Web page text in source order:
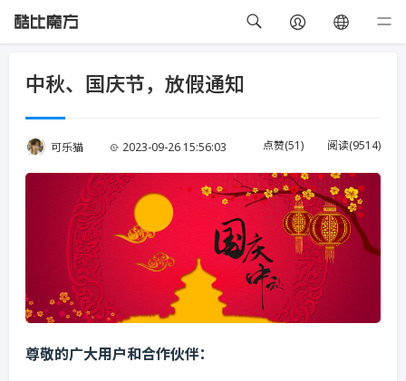
中秋、国庆节，放假通知
可乐猫 2023-09-26 15:56:03 阅读(9514)
点赞(51)
尊敬的广大用户和合作伙伴：